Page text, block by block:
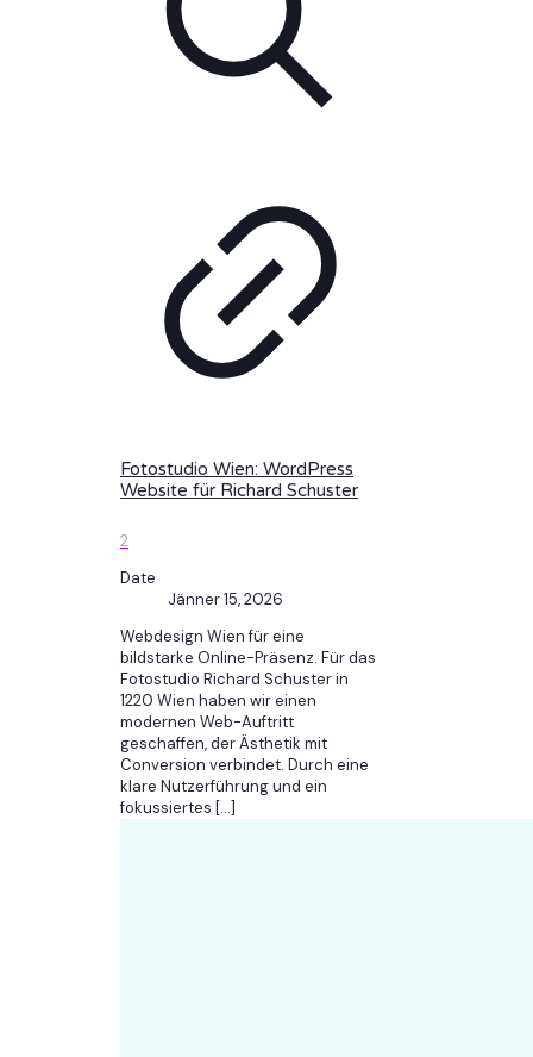
Fotostudio Wien: WordPress
Website für Richard Schuster
2
Date
Jänner 15, 2026
Webdesign Wien für eine
bildstarke Online-Präsenz. Für das
Fotostudio Richard Schuster in
1220 Wien haben wir einen
modernen Web-Auftritt
geschaffen, der Ästhetik mit
Conversion verbindet. Durch eine
klare Nutzerführung und ein
fokussiertes […]